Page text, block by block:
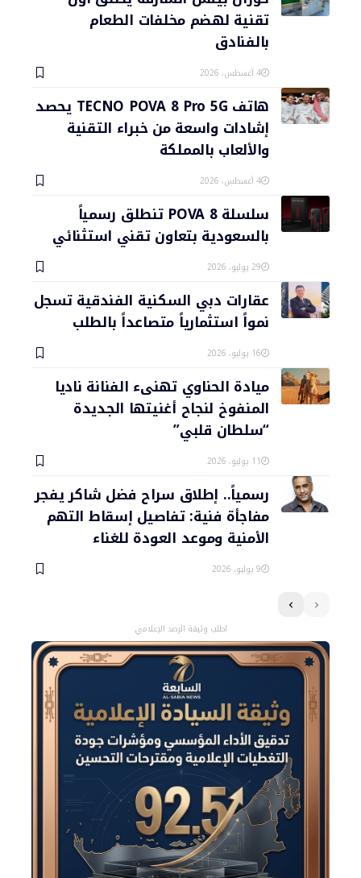
تقنية لهضم مخلفات الطعام
بالفنادق
4 أغسطس، 2026
هاتف TECNO POVA 8 Pro 5G يحصد
إشادات واسعة من خبراء التقنية
والألعاب بالمملكة
4 أغسطس، 2026
سلسلة POVA 8 تنطلق رسمياً
بالسعودية بتعاون تقني استثنائي
29 يوليو، 2026
عقارات دبي السكنية الفندقية تسجل
نمواً استثمارياً متصاعداً بالطلب
16 يوليو، 2026
ميادة الحناوي تهنىء الفنانة ناديا
المنفوخ لنجاح أغنيتها الجديدة
“سلطان قلبي”
11 يوليو، 2026
رسمياً.. إطلاق سراح فضل شاكر يفجر
مفاجأة فنية: تفاصيل إسقاط التهم
الأمنية وموعد العودة للغناء
9 يوليو، 2026
اطلب وثيقة الرصد الإعلامي